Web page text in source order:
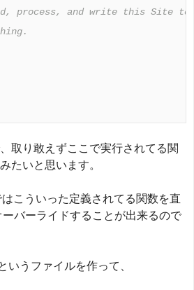
process, and write this Site to
取り敢えずここで実行されてる関
たいと思います。
こういった定義されてる関数を直
バーライドすることが出来るので
いうファイルを作って、